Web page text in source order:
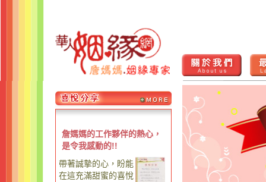
詹媽媽的工作夥伴的熱心，
是令我感動的!!
帶著誠摯的心，盼能
在這充滿甜蜜的喜悅